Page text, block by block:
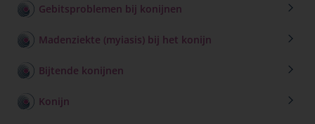
Gebitsproblemen bij konijnen
Madenziekte (myiasis) bij het konijn
Bijtende konijnen
Konijn